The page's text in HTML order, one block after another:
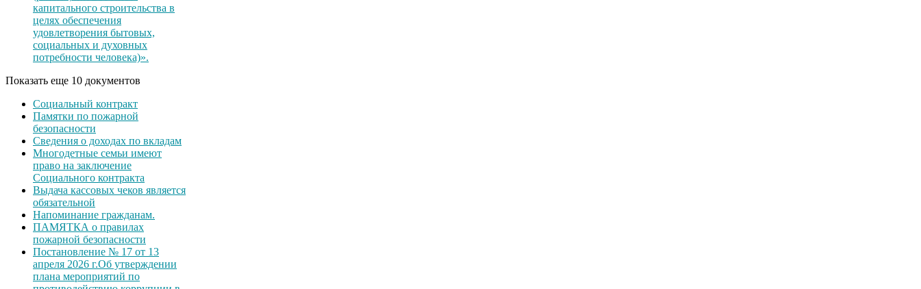
капитального строительства в
целях обеспечения
удовлетворения бытовых,
социальных и духовных
потребности человека)».
Показать еще 10 документов
Социальный контракт
Памятки по пожарной
безопасности
Сведения о доходах по вкладам
Многодетные семьи имеют
право на заключение
Социального контракта
Выдача кассовых чеков является
обязательной
Напоминание гражданам.
ПАМЯТКА о правилах
пожарной безопасности
Постановление № 17 от 13
апреля 2026 г.Об утверждении
плана мероприятий по